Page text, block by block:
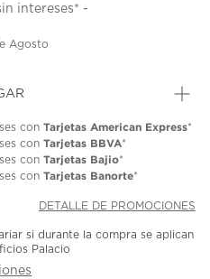
intereses* -
Agosto
con Tarjetas American Express*
con Tarjetas BBVA*
con Tarjetas Bajio*
con Tarjetas Banorte*
DETALLE DE PROMOCIONES
si durante la compra se aplican
Palacio